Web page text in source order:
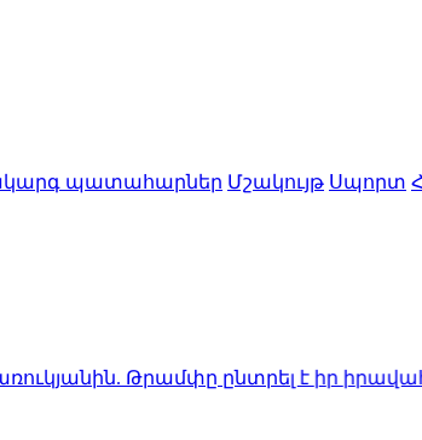
պատահարներ Մշակույթ Սպորտ
Թրամփը ընտրել է իր իրավահաջորդին